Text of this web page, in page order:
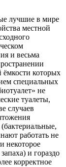
лучшие в мире
местной
и весьма
которых
специальных
не
туалеты,
случаев
работать не
некоторое
и гораздо
корректное